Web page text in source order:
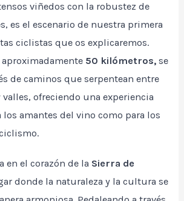
viñedos con la robustez de
es el escenario de nuestra primera
ciclistas que os explicaremos.
aproximadamente 50 kilómetros, se
de caminos que serpentean entre
ofreciendo una experiencia
amantes del vino como para los
en el corazón de la Sierra de
donde la naturaleza y la cultura se